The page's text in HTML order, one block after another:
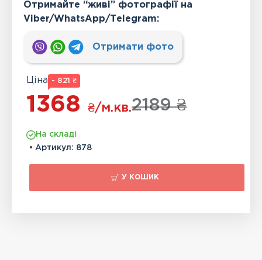
Отримайте “живі” фотографії на
Viber/WhatsApp/Тelegram:
Отримати фото
Ціна - 821 ₴
2189 ₴
1368₴/м.кв.
На складі
• Артикул: 878
У КОШИК